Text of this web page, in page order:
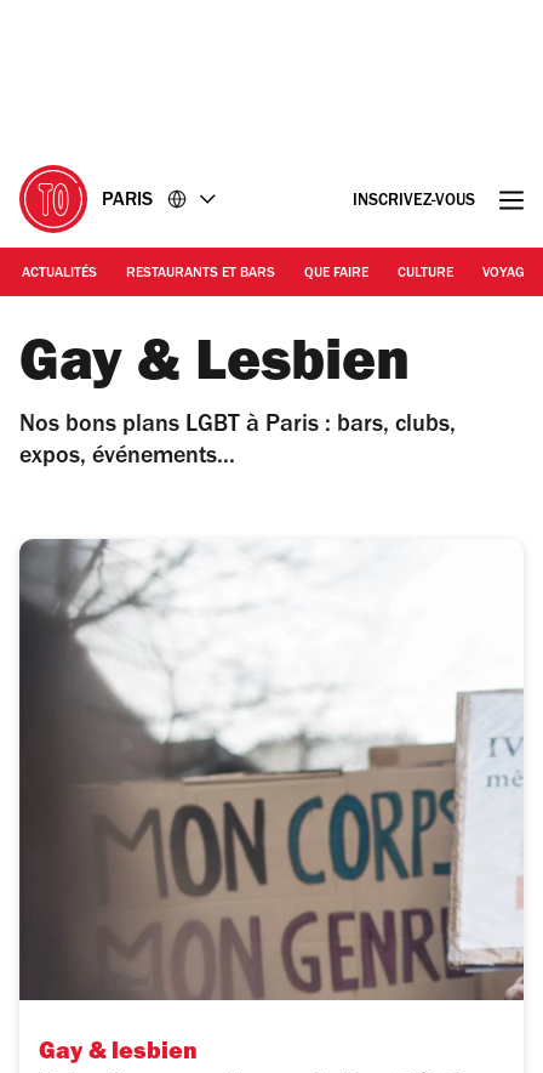
PARIS INSCRIVEZ-VOUS
ACTUALITÉS RESTAURANTS ET BARS QUE FAIRE CULTURE VOYAGE
Gay & Lesbien
Nos bons plans LGBT à Paris : bars, clubs,
expos, événements...
Gay & lesbien